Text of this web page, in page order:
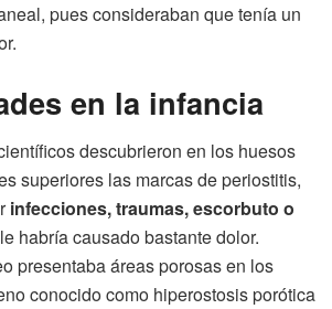
pues consideraban que tenía un
en la infancia
descubrieron en los huesos
superiores las marcas de periostitis,
infecciones, traumas, escorbuto o
habría causado bastante dolor.
presentaba áreas porosas en los
conocido como hiperostosis porótica